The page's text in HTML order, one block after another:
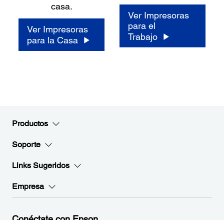
casa.
Ver Impresoras
para la Casa
Ver Impresoras
para el
Trabajo
Productos
Soporte
Links Sugeridos
Empresa